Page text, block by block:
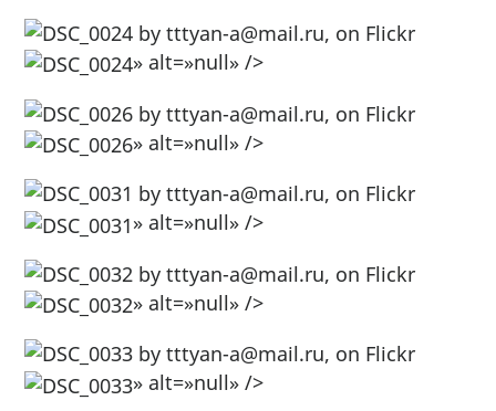
» alt=»null» />
» alt=»null» />
» alt=»null» />
» alt=»null» />
» alt=»null» />